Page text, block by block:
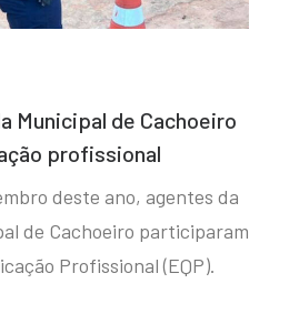
Municipal de Cachoeiro
profissional
deste ano, agentes da
de Cachoeiro participaram
Profissional (EQP).